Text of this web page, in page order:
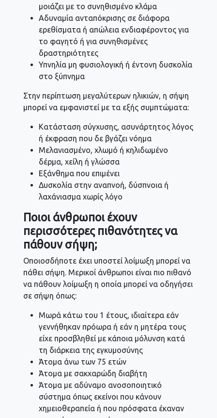
μοιάζει με το συνηθισμένο κλάμα
Αδυναμία ανταπόκρισης σε διάφορα
ερεθίσματα ή απώλεια ενδιαφέροντος για
το φαγητό ή για συνηθισμένες
δραστηριότητες
Υπνηλία μη φυσιολογική ή έντονη δυσκολία
στο ξύπνημα
Στην περίπτωση μεγαλύτερων ηλικιών, η σήψη
μπορεί να εμφανιστεί με τα εξής συμπτώματα:
Κατάσταση σύγχυσης, ασυνάρτητος λόγος
ή έκφραση που δε βγάζει νόημα
Μελανιασμένο, χλωμό ή κηλιδωμένο
δέρμα, χείλη ή γλώσσα
Εξάνθημα που επιμένει
Δυσκολία στην αναπνοή, δύσπνοια ή
λαχάνιασμα χωρίς λόγο
Ποιοι άνθρωποι έχουν
περισσότερες πιθανότητες να
πάθουν σήψη;
Οποιοσδήποτε έχει υποστεί λοίμωξη μπορεί να
πάθει σήψη. Μερικοί άνθρωποι είναι πιο πιθανό
να πάθουν λοίμωξη η οποία μπορεί να οδηγήσει
σε σήψη όπως:
Μωρά κάτω του 1 έτους, ιδιαίτερα εάν
γεννήθηκαν πρόωρα ή εάν η μητέρα τους
είχε προσβληθεί με κάποια μόλυνση κατά
τη διάρκεια της εγκυμοσύνης
Άτομα άνω των 75 ετών
Άτομα με σακχαρώδη διαβήτη
Άτομα με αδύναμο ανοσοποιητικό
σύστημα όπως εκείνοι που κάνουν
χημειοθεραπεία ή που πρόσφατα έκαναν